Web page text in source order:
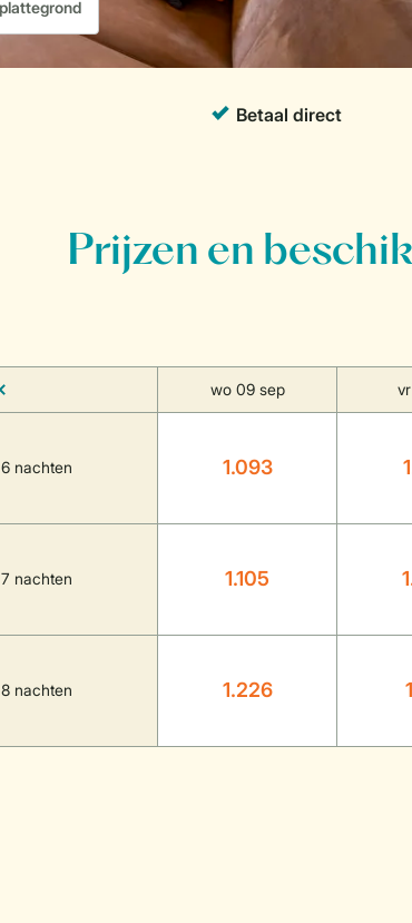
Prijzen en
wo 09 sep
6 nachten 1.093
7 nachten 1.105
8 nachten 1.226